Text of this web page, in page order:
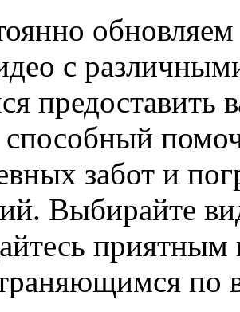
обновляем
с
предоставить
способный
забот и
Выбирайте
по